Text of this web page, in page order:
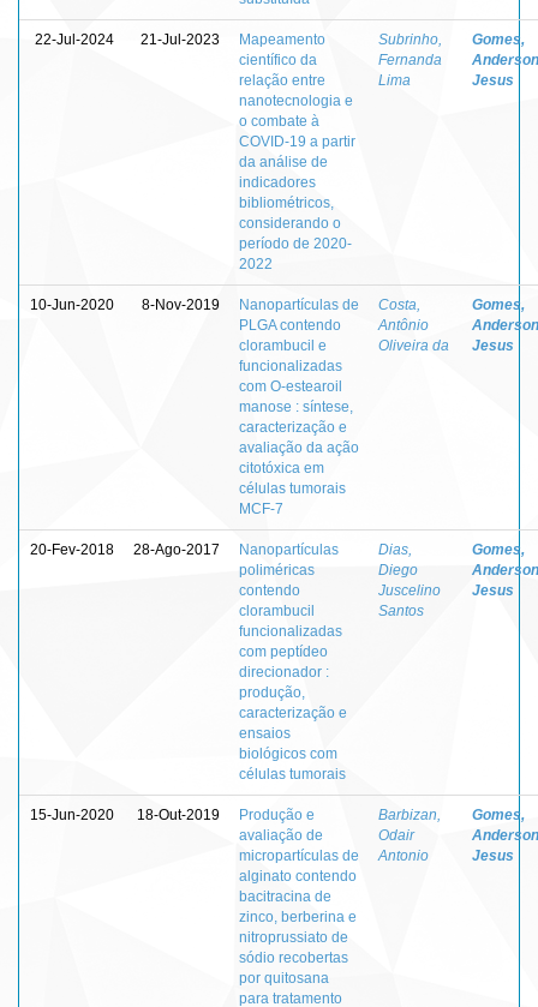
22-Jul-2024 21-Jul-2023
Mapeamento
científico da
relação entre
nanotecnologia e
o combate à
COVID-19 a partir
da análise de
indicadores
bibliométricos,
considerando o
período de 2020-
2022
Subrinho,
Fernanda
Lima
Gomes,
Jesus
10-Jun-2020 8-Nov-2019
Nanopartículas de
PLGA contendo
clorambucil e
funcionalizadas
com O-estearoil
manose : síntese,
caracterização e
avaliação da ação
citotóxica em
células tumorais
MCF-7
Costa,
Antônio
Oliveira da
Gomes,
Jesus
20-Fev-2018 28-Ago-2017
Nanopartículas
poliméricas
contendo
clorambucil
funcionalizadas
com peptídeo
direcionador :
produção,
caracterização e
ensaios
biológicos com
células tumorais
Dias,
Diego
Juscelino
Santos
Gomes,
Jesus
15-Jun-2020 18-Out-2019
Produção e
avaliação de
micropartículas de
alginato contendo
bacitracina de
zinco, berberina e
nitroprussiato de
sódio recobertas
por quitosana
para tratamento
Barbizan,
Odair
Antonio
Gomes,
Jesus